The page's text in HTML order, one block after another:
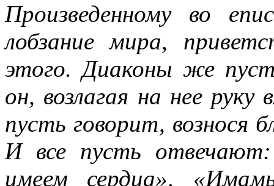
Произведенному во
лобзание мира,
этого. Диаконы же
он, возлагая на нее
пусть говорит, вознося
И все пусть
имеем сердца»,